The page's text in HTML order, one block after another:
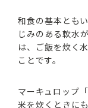
和食の基本とも
じみのある軟水
は、ご飯を炊く
ことです。
マーキュロップ
米を炊くときに